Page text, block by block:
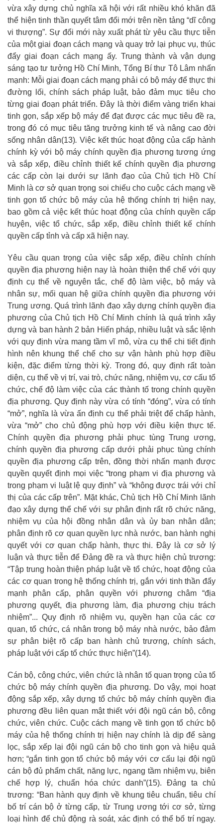
vừa xây dựng chủ nghĩa xã hội với rất nhiều khó khăn đã
thể hiện tinh thần quyết tâm đổi mới trên nền tảng “dĩ công
vi thượng”. Sự đổi mới này xuất phát từ yêu cầu thực tiễn
của một giai đoạn cách mạng và quay trở lại phục vụ, thúc
đẩy giai đoạn cách mạng ấy. Trung thành và vận dụng
sáng tạo tư tưởng Hồ Chí Minh, Tổng Bí thư Tô Lâm nhấn
mạnh: Mỗi giai đoạn cách mạng phải có bộ máy để thực thi
đường lối, chính sách pháp luật, bảo đảm mục tiêu cho
từng giai đoạn phát triển. Đây là thời điểm vàng triển khai
tinh gọn, sắp xếp bộ máy để đạt được các mục tiêu đề ra,
trong đó có mục tiêu tăng trưởng kinh tế và nâng cao đời
sống nhân dân(13). Việc kết thúc hoạt động của cấp hành
chính kỳ với bộ máy chính quyền địa phương tương ứng
và sắp xếp, điều chỉnh thiết kế chính quyền địa phương
các cấp còn lại dưới sự lãnh đạo của Chủ tịch Hồ Chí
Minh là cơ sở quan trọng soi chiếu cho cuộc cách mạng về
tinh gọn tổ chức bộ máy của hệ thống chính trị hiện nay,
bao gồm cả việc kết thúc hoạt động của chính quyền cấp
huyện, việc tổ chức, sắp xếp, điều chỉnh thiết kế chính
quyền cấp tỉnh và cấp xã hiện nay.
Yêu cầu quan trọng của việc sắp xếp, điều chỉnh chính
quyền địa phương hiện nay là hoàn thiện thể chế với quy
định cụ thể về nguyên tắc, chế độ làm việc, bộ máy và
nhân sự, mối quan hệ giữa chính quyền địa phương với
Trung ương. Quá trình lãnh đạo xây dựng chính quyền địa
phương của Chủ tịch Hồ Chí Minh chính là quá trình xây
dựng và ban hành 2 bản Hiến pháp, nhiều luật và sắc lệnh
với quy định vừa mang tầm vĩ mô, vừa cụ thể chi tiết định
hình nên khung thể chế cho sự vận hành phù hợp điều
kiện, đặc điểm từng thời kỳ. Trong đó, quy định rất toàn
diện, cụ thể về vị trí, vai trò, chức năng, nhiệm vụ, cơ cấu tổ
chức, chế độ làm việc của các thành tố trong chính quyền
địa phương. Quy định này vừa có tính “đóng”, vừa có tính
“mở”, nghĩa là vừa ấn định cụ thể phải triệt để chấp hành,
vừa “mở” cho chủ động phù hợp với điều kiện thực tế.
Chính quyền địa phương phải phục tùng Trung ương,
chính quyền địa phương cấp dưới phải phục tùng chính
quyền địa phương cấp trên, đồng thời nhấn mạnh được
quyền quyết định mọi việc “trong phạm vi địa phương và
trong phạm vi luật lệ quy định” và “không được trái với chỉ
thị của các cấp trên”. Mặt khác, Chủ tịch Hồ Chí Minh lãnh
đạo xây dựng thể chế với sự phân định rất rõ chức năng,
nhiệm vụ của hội đồng nhân dân và ủy ban nhân dân;
phân định rõ cơ quan quyền lực nhà nước, ban hành nghị
quyết với cơ quan chấp hành, thực thi. Đây là cơ sở lý
luận và thực tiễn để Đảng đề ra và thực hiện chủ trương:
“Tập trung hoàn thiện pháp luật về tổ chức, hoạt động của
các cơ quan trong hệ thống chính trị, gắn với tinh thần đẩy
mạnh phân cấp, phân quyền với phương châm “địa
phương quyết, địa phương làm, địa phương chịu trách
nhiệm”... Quy định rõ nhiệm vụ, quyền hạn của các cơ
quan, tổ chức, cá nhân trong bộ máy nhà nước, bảo đảm
sự phân biệt rõ cấp ban hành chủ trương, chính sách,
pháp luật với cấp tổ chức thực hiện”(14).
Cán bộ, công chức, viên chức là nhân tố quan trọng của tổ
chức bộ máy chính quyền địa phương. Do vậy, mọi hoạt
động sắp xếp, xây dựng tổ chức bộ máy chính quyền địa
phương đều liên quan mật thiết với đội ngũ cán bộ, công
chức, viên chức. Cuộc cách mạng về tinh gọn tổ chức bộ
máy của hệ thống chính trị hiện nay chính là dịp để sàng
lọc, sắp xếp lại đội ngũ cán bộ cho tinh gọn và hiệu quả
hơn; “gắn tinh gọn tổ chức bộ máy với cơ cấu lại đội ngũ
cán bộ đủ phẩm chất, năng lực, ngang tầm nhiệm vụ, biên
chế hợp lý, chuẩn hóa chức danh”(15). Đảng ta chủ
trương: “Ban hành quy định về khung tiêu chuẩn, tiêu chí
bố trí cán bộ ở từng cấp, từ Trung ương tới cơ sở, từng
loại hình để chủ động rà soát, xác định có thể bố trí ngay.